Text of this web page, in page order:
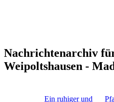
Nachrichtenarchiv
Weipoltshausen -
Ein ruhiger und